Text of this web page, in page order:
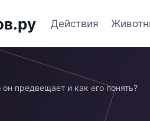
Действия
предвещает и как его понять?